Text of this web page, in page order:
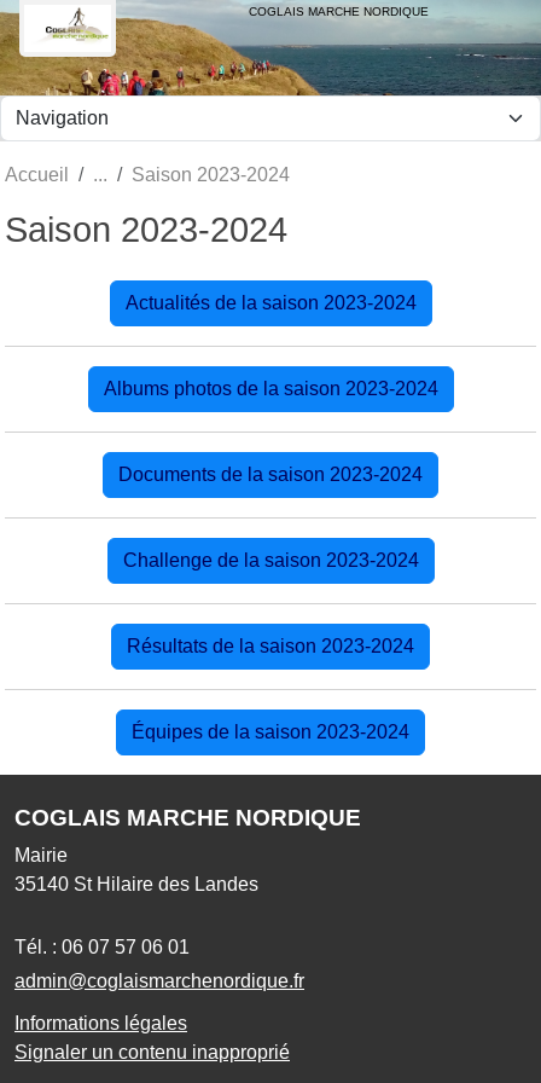
COGLAIS MARCHE NORDIQUE
Accueil Saison 2023-2024
Saison 2023-2024
Actualités de la saison 2023-2024
Albums photos de la saison 2023-2024
Documents de la saison 2023-2024
Challenge de la saison 2023-2024
Résultats de la saison 2023-2024
Équipes de la saison 2023-2024
COGLAIS MARCHE NORDIQUE
Mairie
35140 St Hilaire des Landes
Tél. : 06 07 57 06 01
admin@coglaismarchenordique.fr
Informations légales
Signaler un contenu inapproprié
Panneau de gestion des cookies